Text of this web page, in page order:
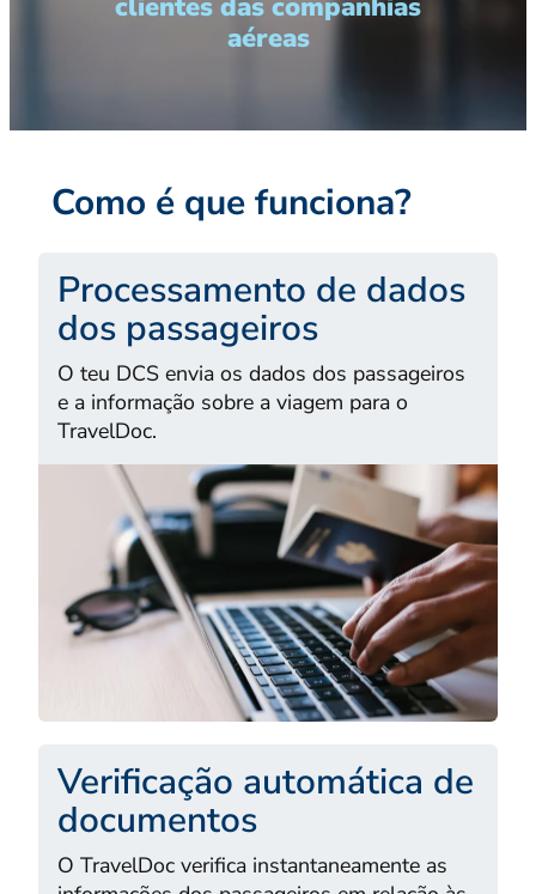
aéreas
Como é que funciona?
Processamento de dados
dos passageiros
O teu DCS envia os dados dos passageiros
e a informação sobre a viagem para o
TravelDoc.
Verificação automática de
documentos
O TravelDoc verifica instantaneamente as